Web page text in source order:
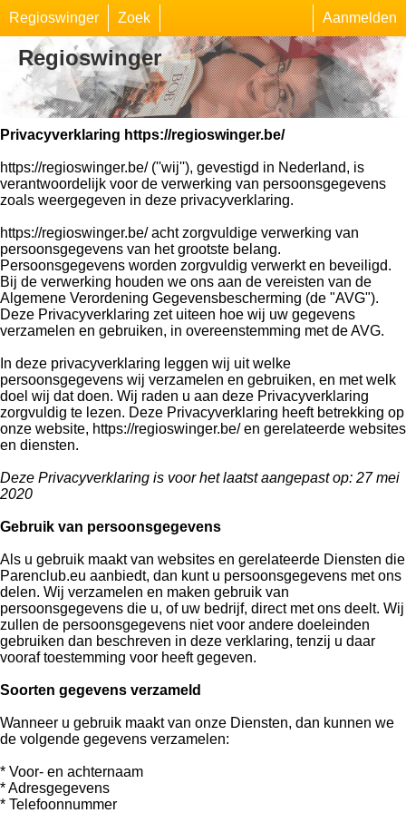
Regioswinger Zoek Aanmelden
Regioswinger
Privacyverklaring https://regioswinger.be/
https://regioswinger.be/ (''wij''), gevestigd in Nederland, is
verantwoordelijk voor de verwerking van persoonsgegevens
zoals weergegeven in deze privacyverklaring.
https://regioswinger.be/ acht zorgvuldige verwerking van
persoonsgegevens van het grootste belang.
Persoonsgegevens worden zorgvuldig verwerkt en beveiligd.
Bij de verwerking houden we ons aan de vereisten van de
Algemene Verordening Gegevensbescherming (de "AVG").
Deze Privacyverklaring zet uiteen hoe wij uw gegevens
verzamelen en gebruiken, in overeenstemming met de AVG.
In deze privacyverklaring leggen wij uit welke
persoonsgegevens wij verzamelen en gebruiken, en met welk
doel wij dat doen. Wij raden u aan deze Privacyverklaring
zorgvuldig te lezen. Deze Privacyverklaring heeft betrekking op
onze website, https://regioswinger.be/ en gerelateerde websites
en diensten.
Deze Privacyverklaring is voor het laatst aangepast op: 27 mei
2020
Gebruik van persoonsgegevens
Als u gebruik maakt van websites en gerelateerde Diensten die
Parenclub.eu aanbiedt, dan kunt u persoonsgegevens met ons
delen. Wij verzamelen en maken gebruik van
persoonsgegevens die u, of uw bedrijf, direct met ons deelt. Wij
zullen de persoonsgegevens niet voor andere doeleinden
gebruiken dan beschreven in deze verklaring, tenzij u daar
vooraf toestemming voor heeft gegeven.
Soorten gegevens verzameld
Wanneer u gebruik maakt van onze Diensten, dan kunnen we
de volgende gegevens verzamelen:
* Voor- en achternaam
* Adresgegevens
* Telefoonnummer